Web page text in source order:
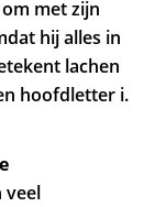
met zijn
hij alles in
lachen
hoofdletter i.
veel